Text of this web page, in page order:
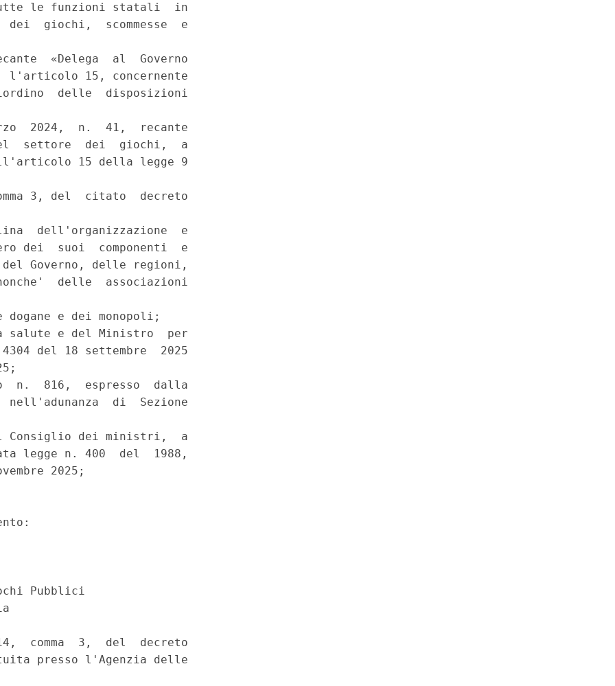
tutte le funzioni statali  in
giochi,  scommesse  e
«Delega  al  Governo
15, concernente
delle  disposizioni
2024,  n.  41,  recante
settore  dei  giochi,  a
15 della legge 9
3, del  citato  decreto
dell'organizzazione  e
dei  suoi  componenti  e
Governo, delle regioni,
delle  associazioni
dogane e dei monopoli;
salute e del Ministro  per
del 18 settembre  2025
n.  816,  espresso  dalla
di  Sezione
Consiglio dei ministri,  a
legge n. 400  del  1988,
2025;
Pubblici
comma  3,  del  decreto
presso l'Agenzia delle